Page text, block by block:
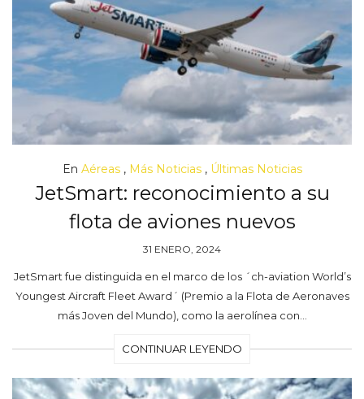
En Aéreas, Más Noticias, Últimas Noticias
JetSmart: reconocimiento a su
flota de aviones nuevos
31 ENERO, 2024
JetSmart fue distinguida en el marco de los ´ch-aviation World’s
Youngest Aircraft Fleet Award´ (Premio a la Flota de Aeronaves
más Joven del Mundo), como la aerolínea con…
CONTINUAR LEYENDO